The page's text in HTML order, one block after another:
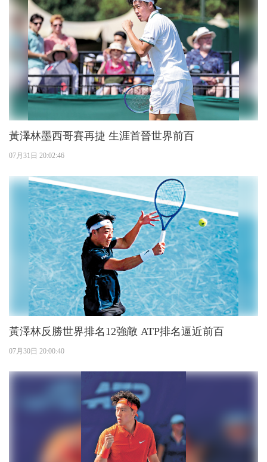
黃澤林墨西哥賽再捷 生涯首晉世界前百
07月31日 20:02:46
黃澤林反勝世界排名12強敵 ATP排名逼近前百
07月30日 20:00:40